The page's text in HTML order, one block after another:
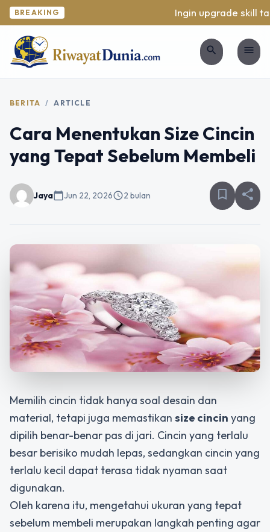
BREAKING Ingin upgrade skill
search menu
BERITA / ARTICLE
Cara Menentukan Size Cincin
yang Tepat Sebelum Membeli
Jayacalendar_todayJun 22, 2026schedule2 bulan bookmark_border share
Memilih cincin tidak hanya soal desain dan
material, tetapi juga memastikan size cincin yang
dipilih benar-benar pas di jari. Cincin yang terlalu
besar berisiko mudah lepas, sedangkan cincin yang
terlalu kecil dapat terasa tidak nyaman saat
digunakan.
Oleh karena itu, mengetahui ukuran yang tepat
sebelum membeli merupakan langkah penting agar